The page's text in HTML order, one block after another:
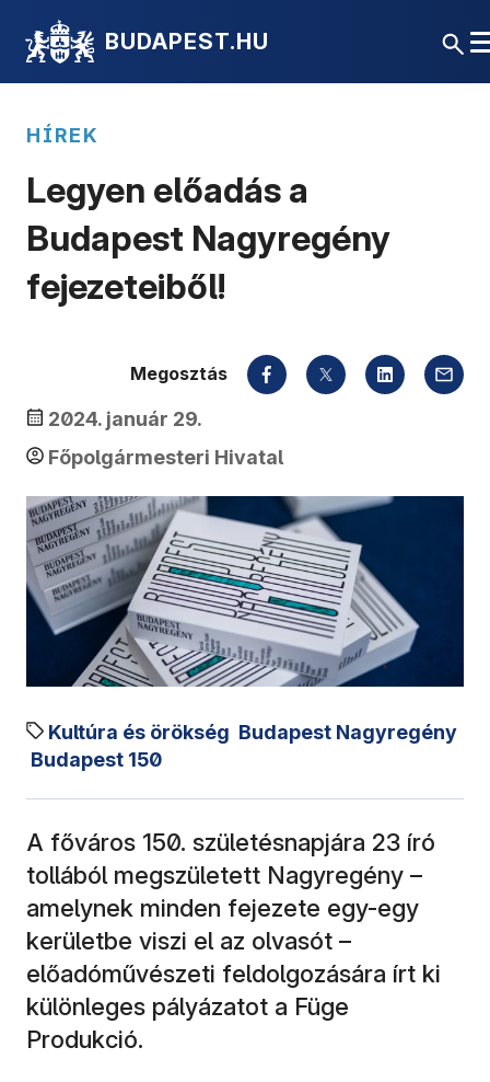
BUDAPEST.HU
HÍREK
Legyen előadás a
Budapest Nagyregény
fejezeteiből!
2024. január 29.
Főpolgármesteri Hivatal
Kultúra és örökség Budapest Nagyregény
Budapest 150
Megosztás
A főváros 150. születésnapjára 23 író
tollából megszületett Nagyregény –
amelynek minden fejezete egy-egy
kerületbe viszi el az olvasót –
előadóművészeti feldolgozására írt ki
különleges pályázatot a Füge
Produkció.